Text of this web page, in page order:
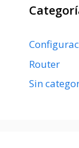
Router
Sin